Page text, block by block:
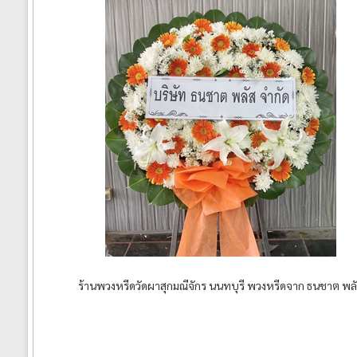
ร้านพวงหรีดวัดผาสุกมณีจักร นนทบุรี พวงหรีดจาก ธนชาต พ